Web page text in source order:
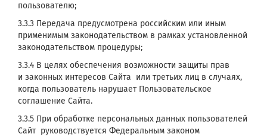
пользователю;
3.3.3 Передача предусмотрена российским или иным
применимым законодательством в рамках установленной
законодательством процедуры;
3.3.4 В целях обеспечения возможности защиты прав
и законных интересов Сайта или третьих лиц в случаях,
когда пользователь нарушает Пользовательское
соглашение Сайта.
3.3.5 При обработке персональных данных пользователей
Сайт руководствуется Федеральным законом